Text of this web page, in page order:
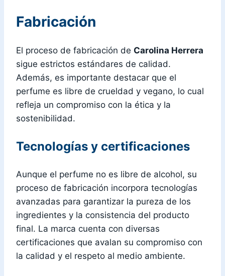
Fabricación
El proceso de fabricación de Carolina Herrera
sigue estrictos estándares de calidad.
Además, es importante destacar que el
perfume es libre de crueldad y vegano, lo cual
refleja un compromiso con la ética y la
sostenibilidad.
Tecnologías y certificaciones
Aunque el perfume no es libre de alcohol, su
proceso de fabricación incorpora tecnologías
avanzadas para garantizar la pureza de los
ingredientes y la consistencia del producto
final. La marca cuenta con diversas
certificaciones que avalan su compromiso con
la calidad y el respeto al medio ambiente.